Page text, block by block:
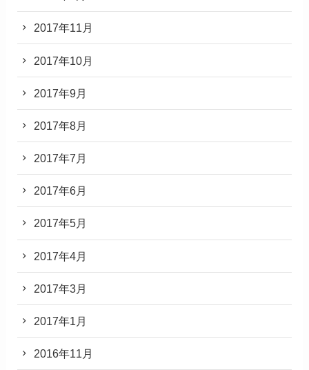
2017年11月
2017年10月
2017年9月
2017年8月
2017年7月
2017年6月
2017年5月
2017年4月
2017年3月
2017年1月
2016年11月